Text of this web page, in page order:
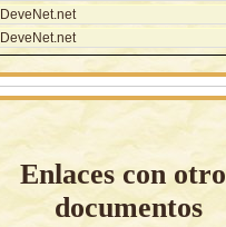
DeveNet.net
DeveNet.net
Enlaces con
documentos